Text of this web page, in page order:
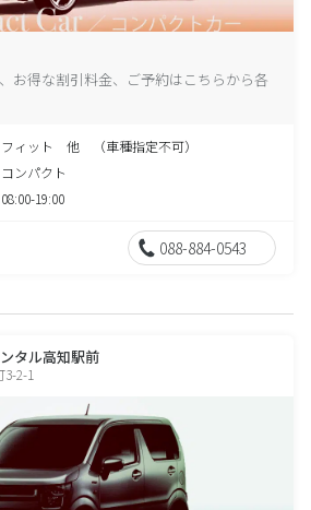
お得な割引料金、ご予約はこちらから各
フィット 他 （車種指定不可）
コンパクト
08:00-19:00
088-884-0543
タル高知駅前
2-1